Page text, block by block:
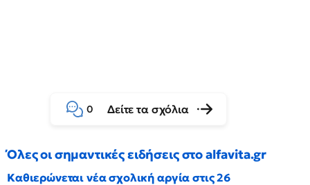
0 Δείτε τα σχόλια
Όλες οι σημαντικές ειδήσεις στο alfavita.gr
Καθιερώνεται νέα σχολική αργία στις 26